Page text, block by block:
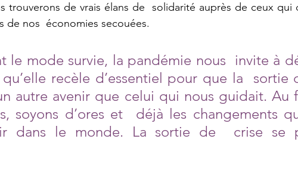
trouverons de vrais élans de  solidarité auprès de ceux qui
de nos  économies secouées.
le mode survie, la pandémie nous  invite à
recèle d’essentiel pour que la  sortie
autre avenir que celui qui nous guidait. Au
soyons d’ores et  déjà les changements
dans le monde. La sortie de  crise se